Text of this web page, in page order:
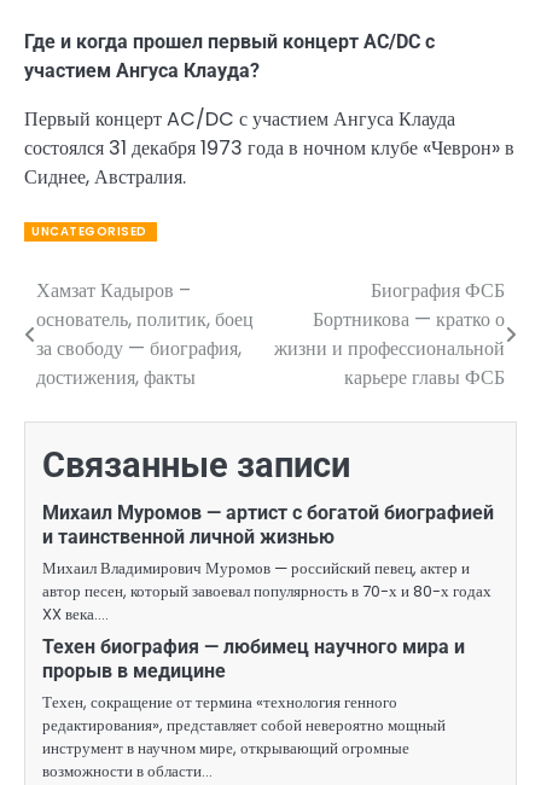
Где и когда прошел первый концерт AC/DC с
участием Ангуса Клауда?
Первый концерт AC/DC с участием Ангуса Клауда
состоялся 31 декабря 1973 года в ночном клубе «Чеврон» в
Сиднее, Австралия.
UNCATEGORISED
Навигация
по
записям
Хамзат Кадыров –
основатель, политик, боец
за свободу — биография,
достижения, факты
Биография ФСБ
Бортникова — кратко о
жизни и профессиональной
карьере главы ФСБ
Связанные записи
Михаил Муромов — артист с богатой биографией
и таинственной личной жизнью
Михаил Владимирович Муромов — российский певец, актер и
автор песен, который завоевал популярность в 70-х и 80-х годах
XX века.…
Техен биография — любимец научного мира и
прорыв в медицине
Техен, сокращение от термина «технология генного
редактирования», представляет собой невероятно мощный
инструмент в научном мире, открывающий огромные
возможности в области…